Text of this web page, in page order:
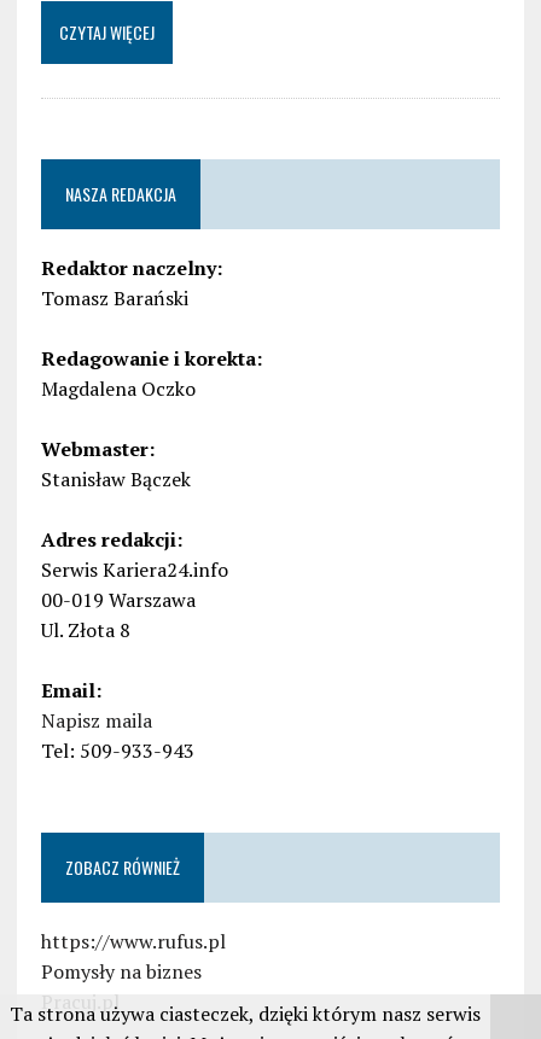
CZYTAJ WIĘCEJ
NASZA REDAKCJA
Redaktor naczelny:
Tomasz Barański
Redagowanie i korekta:
Magdalena Oczko
Webmaster:
Stanisław Bączek
Adres redakcji:
Serwis Kariera24.info
00-019 Warszawa
Ul. Złota 8
Email:
Napisz maila
Tel: 509-933-943
ZOBACZ RÓWNIEŻ
https://www.rufus.pl
Pomysły na biznes
Pracuj.pl
Ta strona używa ciasteczek, dzięki którym nasz serwis